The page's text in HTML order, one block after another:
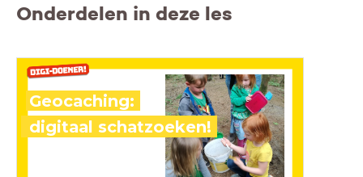
Onderdelen in deze les
digitaal schatzoeken!
Geocaching: